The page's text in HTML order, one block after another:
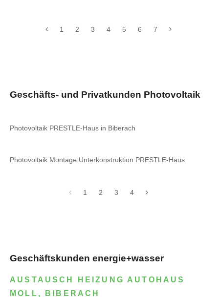
1 2 3 4 5 6 7
Geschäfts- und Privatkunden Photovoltaik
Photovoltaik PRESTLE-Haus in Biberach
Photovoltaik Montage Unterkonstruktion PRESTLE-Haus
1 2 3 4
Geschäftskunden energie+wasser
AUSTAUSCH HEIZUNG AUTOHAUS
MOLL, BIBERACH